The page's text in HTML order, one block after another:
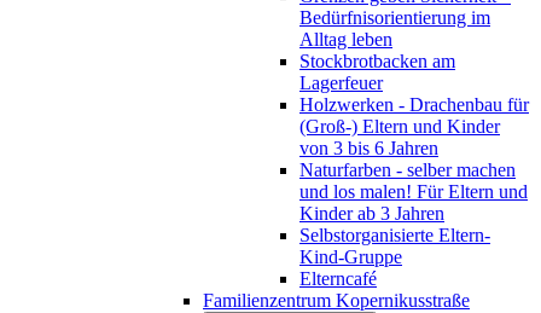
Bedürfnisorientierung im
Alltag leben
Stockbrotbacken am
Lagerfeuer
Holzwerken - Drachenbau für
(Groß-) Eltern und Kinder
von 3 bis 6 Jahren
Naturfarben - selber machen
und los malen! Für Eltern und
Kinder ab 3 Jahren
Selbstorganisierte Eltern-
Kind-Gruppe
Elterncafé
Familienzentrum Kopernikusstraße